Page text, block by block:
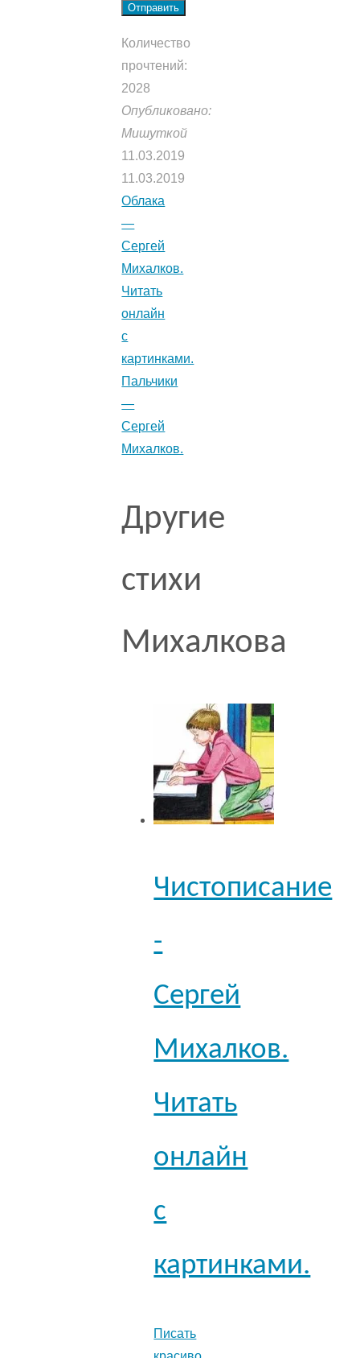
Отправить
Количество
прочтений:
2028
Опубликовано:
Мишуткой
11.03.2019
11.03.2019
Облака
—
Сергей
Михалков.
Читать
онлайн
с
картинками.
Пальчики
—
Сергей
Михалков.
Другие
стихи
Михалкова
Чистописание
-
Сергей
Михалков.
Читать
онлайн
с
картинками.
Писать